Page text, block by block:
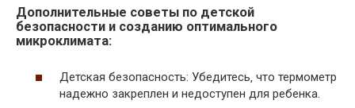
Дополнительные советы по детской
безопасности и созданию оптимального
микроклимата:
Детская безопасность: Убедитесь‚ что термометр
надежно закреплен и недоступен для ребенка.